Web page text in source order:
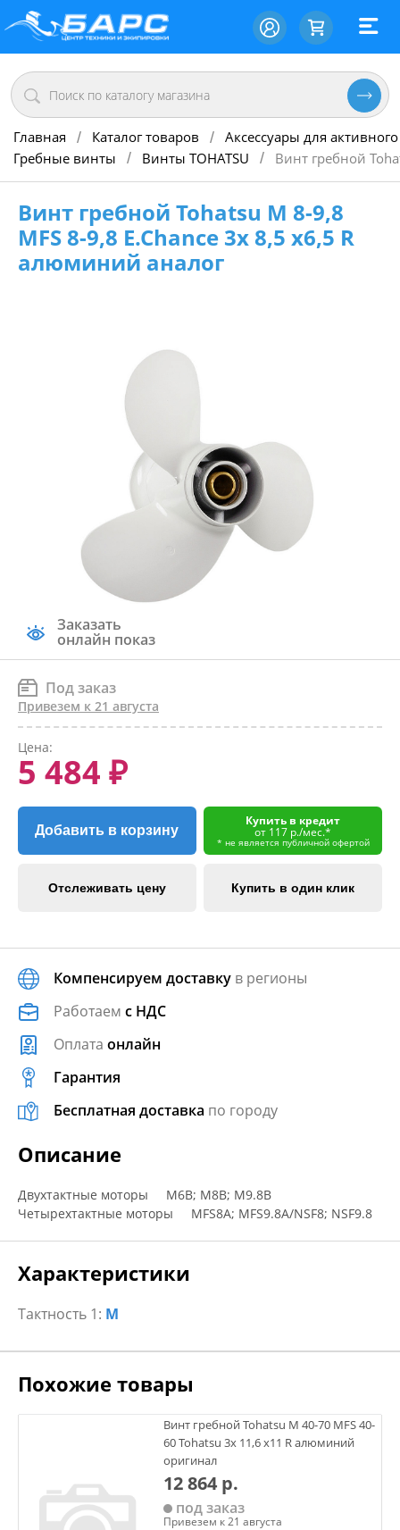
Главная / Каталог товаров / Аксессуары для
Гребные винты
/ Винты TOHATSU / Винт гребной
Винт гребной Tohatsu M 8-9,8
MFS 8-9,8 E.Chance 3х 8,5 х6,5 R
алюминий аналог
Заказать
онлайн показ
Под заказ
Привезем к 21 августа
Цена:
5 484 ₽
Добавить в корзину
Купить в кредит
от 117 р./мес.*
* не является публичной офертой
Отслеживать цену Купить в один клик
Компенсируем доставку в регионы
Работаем с НДС
Оплата онлайн
Гарантия
Бесплатная доставка по городу
Описание
Двухтактные моторы M6B; M8B; M9.8B
Четырехтактные моторы MFS8A; MFS9.8A/NSF8; NSF9.8
Характеристики
Тактность 1: M
Похожие товары
Винт гребной Tohatsu M 40-70 MFS 40-
60 Tohatsu 3х 11,6 х11 R алюминий
оригинал
12 864 р.
под заказ
Привезем к 21 августа